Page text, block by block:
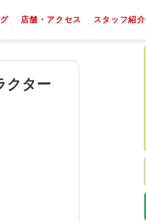
店舗・アクセス スタッフ紹介
クター